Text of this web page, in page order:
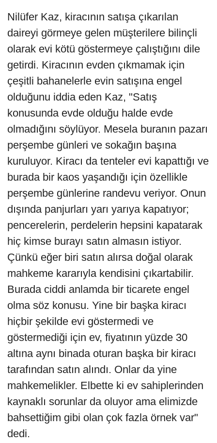
Nilüfer Kaz, kiracının satışa çıkarılan
daireyi görmeye gelen müşterilere bilinçli
olarak evi kötü göstermeye çalıştığını dile
getirdi. Kiracının evden çıkmamak için
çeşitli bahanelerle evin satışına engel
olduğunu iddia eden Kaz, "Satış
konusunda evde olduğu halde evde
olmadığını söylüyor. Mesela buranın pazarı
perşembe günleri ve sokağın başına
kuruluyor. Kiracı da tenteler evi kapattığı ve
burada bir kaos yaşandığı için özellikle
perşembe günlerine randevu veriyor. Onun
dışında panjurları yarı yarıya kapatıyor;
pencerelerin, perdelerin hepsini kapatarak
hiç kimse burayı satın almasın istiyor.
Çünkü eğer biri satın alırsa doğal olarak
mahkeme kararıyla kendisini çıkartabilir.
Burada ciddi anlamda bir ticarete engel
olma söz konusu. Yine bir başka kiracı
hiçbir şekilde evi göstermedi ve
göstermediği için ev, fiyatının yüzde 30
altına aynı binada oturan başka bir kiracı
tarafından satın alındı. Onlar da yine
mahkemelikler. Elbette ki ev sahiplerinden
kaynaklı sorunlar da oluyor ama elimizde
bahsettiğim gibi olan çok fazla örnek var"
dedi.